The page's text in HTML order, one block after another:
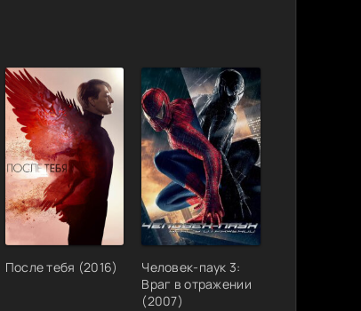
23.2 GB 1
После тебя (2016)
Человек-паук 3:
Враг в отражении
(2007)